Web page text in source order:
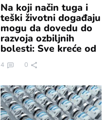
Na koji način tuga i
teški životni događaju
mogu da dovedu do
razvoja ozbiljnih
bolesti: Sve kreće od
pada imuniteta
4 0